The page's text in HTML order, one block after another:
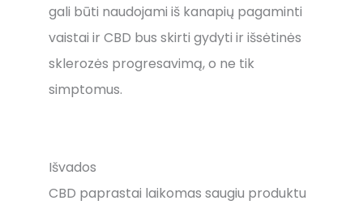
gali būti naudojami iš kanapių pagaminti
vaistai ir CBD bus skirti gydyti ir išsėtinės
sklerozės progresavimą, o ne tik
simptomus.
Išvados
CBD paprastai laikomas saugiu produktu